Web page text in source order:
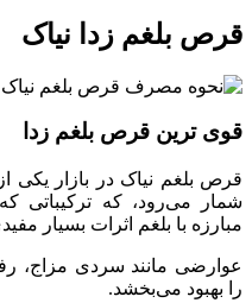
قرص بلغم زدا نیاک
قوی ترین قرص بلغم زدا
قرص بلغم نیاک در بازار یکی
شمار می‌رود، که ترکیباتی
مبارزه با بلغم اثرات بسیار
عوارضی مانند سردی مزاج،
را بهبود می‌بخشد.